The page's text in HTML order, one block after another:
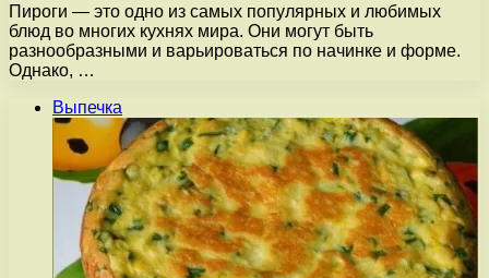
Пироги — это одно из самых популярных и любимых
блюд во многих кухнях мира. Они могут быть
разнообразными и варьироваться по начинке и форме.
Однако, …
Выпечка